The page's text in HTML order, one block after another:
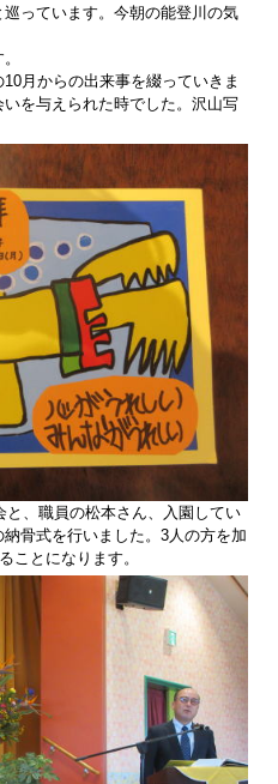
っています。今朝の能登川の気
月からの出来事を綴っていきま
を与えられた時でした。沢山写
と、職員の松本さん、入園してい
骨式を行いました。3人の方を加
ことになります。